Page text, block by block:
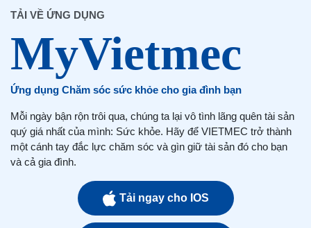
TẢI VỀ ỨNG DỤNG
Ứng dụng Chăm sóc sức khỏe cho gia đình bạn
Mỗi ngày bận rộn trôi qua, chúng ta lại vô tình lãng quên tài sản
quý giá nhất của mình: Sức khỏe. Hãy để VIETMEC trở thành
một cánh tay đắc lực chăm sóc và gìn giữ tài sản đó cho bạn
và cả gia đình.
Tải ngay cho IOS